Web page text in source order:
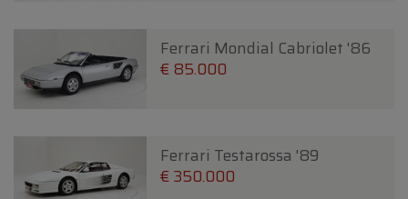
Ferrari Mondial Cabriolet '86
€ 85.000
Ferrari Testarossa '89
€ 350.000